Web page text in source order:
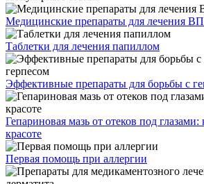
Медицинские препараты для лечения
Таблетки для лечения папиллом
Эффективные препараты для борьбы с
Гепариновая мазь от отеков под
красоте
Первая помощь при аллергии